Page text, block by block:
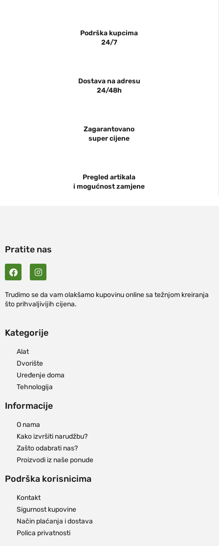
Podrška kupcima
24/7
Dostava na adresu
24/48h
Zagarantovano
super cijene
Pregled artikala
i mogućnost zamjene
Pratite nas
Trudimo se da vam olakšamo kupovinu online sa težnjom kreiranja
što prihvaljivijih cijena.
Kategorije
Alat
Dvorište
Uređenje doma
Tehnologija
Informacije
O nama
Kako izvršiti narudžbu?
Zašto odabrati nas?
Proizvodi iz naše ponude
Podrška korisnicima
Kontakt
Sigurnost kupovine
Način plaćanja i dostava
Polica privatnosti